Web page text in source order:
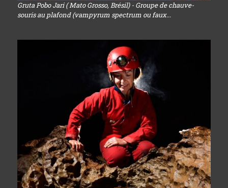
Gruta Pobo Jari ( Mato Grosso, Brésil) - Groupe de chauve-
souris au plafond (vampyrum spectrum ou faux...